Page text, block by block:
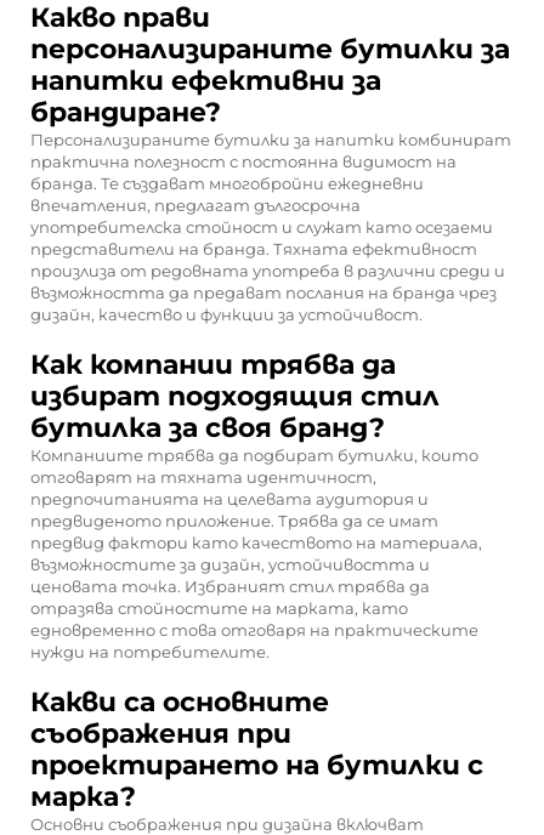
Какво прави
персонализираните бутилки за
напитки ефективни за
брандиране?
Персонализираните бутилки за напитки комбинират
практична полезност с постоянна видимост на
бранда. Те създават многобройни ежедневни
впечатления, предлагат дългосрочна
употребителска стойност и служат като осезаеми
представители на бранда. Тяхната ефективност
произлиза от редовната употреба в различни среди и
възможността да предават послания на бранда чрез
дизайн, качество и функции за устойчивост.
Как компании трябва да
избират подходящия стил
бутилка за своя бранд?
Компаниите трябва да подбират бутилки, които
отговарят на тяхната идентичност,
предпочитанията на целевата аудитория и
предвиденото приложение. Трябва да се имат
предвид фактори като качеството на материала,
възможностите за дизайн, устойчивостта и
ценовата точка. Избраният стил трябва да
отразява стойностите на марката, като
едновременно с това отговаря на практическите
нужди на потребителите.
Какви са основните
съображения при
проектирането на бутилки с
марка?
Основни съображения при дизайна включват